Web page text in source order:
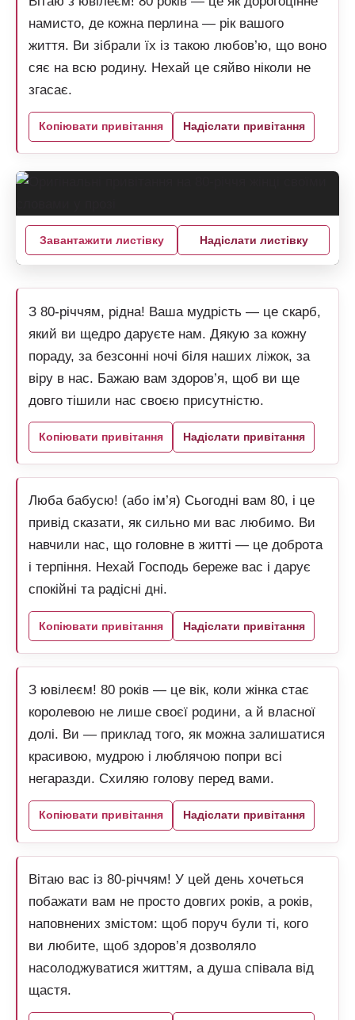
намисто, де кожна перлина — рік вашого
життя. Ви зібрали їх із такою любов’ю, що воно
сяє на всю родину. Нехай це сяйво ніколи не
згасає.
Копіювати привітання Надіслати привітання
Завантажити листівку Надіслати листівку
З 80-річчям, рідна! Ваша мудрість — це скарб,
який ви щедро даруєте нам. Дякую за кожну
пораду, за безсонні ночі біля наших ліжок, за
віру в нас. Бажаю вам здоров’я, щоб ви ще
довго тішили нас своєю присутністю.
Копіювати привітання Надіслати привітання
Люба бабусю! (або ім’я) Сьогодні вам 80, і це
привід сказати, як сильно ми вас любимо. Ви
навчили нас, що головне в житті — це доброта
і терпіння. Нехай Господь береже вас і дарує
спокійні та радісні дні.
Копіювати привітання Надіслати привітання
З ювілеєм! 80 років — це вік, коли жінка стає
королевою не лише своєї родини, а й власної
долі. Ви — приклад того, як можна залишатися
красивою, мудрою і люблячою попри всі
негаразди. Схиляю голову перед вами.
Копіювати привітання Надіслати привітання
Вітаю вас із 80-річчям! У цей день хочеться
побажати вам не просто довгих років, а років,
наповнених змістом: щоб поруч були ті, кого
ви любите, щоб здоров’я дозволяло
насолоджуватися життям, а душа співала від
щастя.